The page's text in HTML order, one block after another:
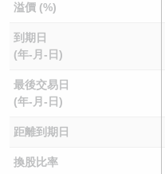
溢價 (%)
到期日
(年-月-日)
最後交易日
(年-月-日)
距離到期日
換股比率